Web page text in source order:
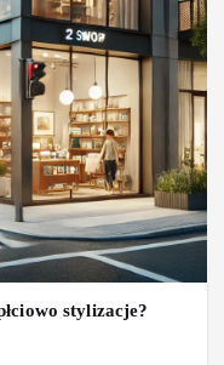
stylizacje?